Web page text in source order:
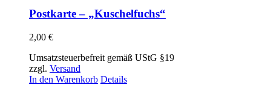
Postkarte – „Kuschelfuchs“
2,00 €
Umsatzsteuerbefreit gemäß UStG §19
zzgl. Versand
In den Warenkorb Details